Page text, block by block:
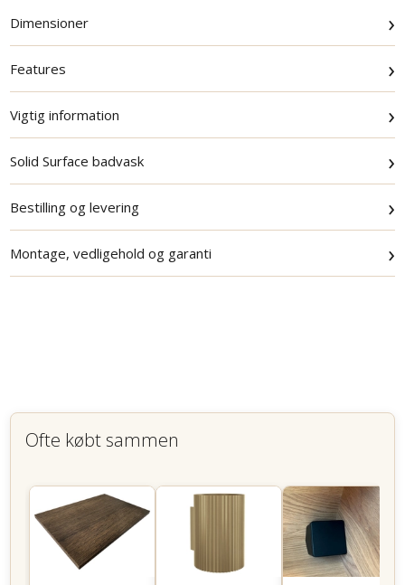
Dimensioner ›
Features ›
Vigtig information ›
Solid Surface badvask ›
Bestilling og levering ›
Montage, vedligehold og garanti ›
Ofte købt sammen